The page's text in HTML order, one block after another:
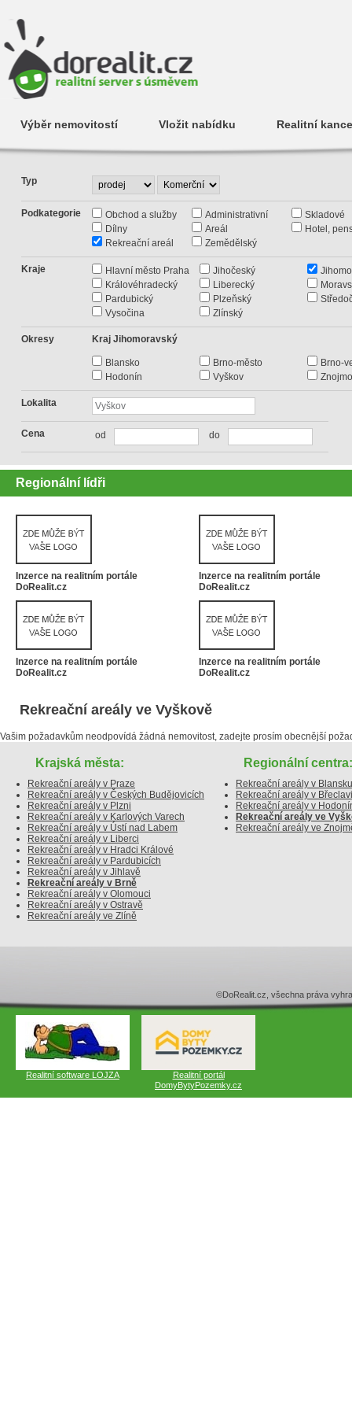
Výběr nemovitostí Vložit nabídku Realitní
Typ
Podkategorie Obchod a služby Administrativní
Skladové
Dílny
Areál
Hotel,
Rekreační areál
Zemědělský
Kraje Hlavní město Praha Jihočeský
Královéhradecký
Liberecký
Pardubický
Plzeňský
Vysočina
Zlínský
Okresy Kraj Jihomoravský
Blansko Brno-město
Brno-
Hodonín
Vyškov Znojmo
Lokalita
Cena od do
Regionální lídři
Inzerce na realitním portále
DoRealit.cz
Inzerce na realitním portále
DoRealit.cz
Inzerce na realitním portále
DoRealit.cz
Inzerce na realitním portále
DoRealit.cz
Rekreační areály ve Vyškově
Vašim požadavkům neodpovídá žádná nemovitost, zadejte prosím obecnější
Krajská města:
Rekreační areály v Praze
Rekreační areály v Českých Budějovicích
Rekreační areály v Plzni
Rekreační areály v Karlových Varech
Rekreační areály v Ústí nad Labem
Rekreační areály v Liberci
Rekreační areály v Hradci Králové
Rekreační areály v Pardubicích
Rekreační areály v Jihlavě
Rekreační areály v Brně
Rekreační areály v Olomouci
Rekreační areály v Ostravě
Rekreační areály ve Zlíně
Regionální centra:
Rekreační areály v Blansku
Rekreační areály v Břeclavi
Rekreační areály v
Rekreační areály ve
Rekreační areály ve
©DoRealit.cz, všechna práva
Realitní software LOJZA
Realitní portál
DomyBytyPozemky.cz